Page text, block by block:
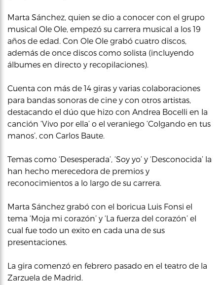
Marta Sánchez, quien se dio a conocer con el grupo
musical Ole Ole, empezó su carrera musical a los 19
años de edad. Con Ole Ole grabó cuatro discos,
además de once discos como solista (incluyendo
álbumes en directo y recopilaciones).
Cuenta con más de 14 giras y varias colaboraciones
para bandas sonoras de cine y con otros artistas,
destacando el dúo que hizo con Andrea Bocelli en la
canción ‘Vivo por ella’ o el veraniego ‘Colgando en tus
manos’, con Carlos Baute.
Temas como ‘Desesperada’, ‘Soy yo’ y ‘Desconocida’ la
han hecho merecedora de premios y
reconocimientos a lo largo de su carrera.
Marta Sánchez grabó con el boricua Luis Fonsi el
tema ‘Moja mi corazón’ y ‘La fuerza del corazón’ el
cual fue todo un exito en cada una de sus
presentaciones.
La gira comenzó en febrero pasado en el teatro de la
Zarzuela de Madrid.